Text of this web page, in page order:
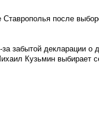
после
забытой декларации о
Кузьмин выбирает